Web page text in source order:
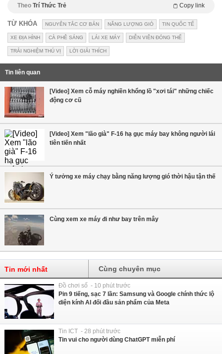
Theo Trí Thức Trẻ Copy link
TỪ KHÓA NGUYÊN TẮC CƠ BẢN NĂNG LƯỢNG GIÓ TIN QUỐC TẾ
XE ĐỊA HÌNH CÀ PHÊ SÁNG LÁI XE MÁY DIỄN VIÊN ĐÓNG THẾ
TRẢI NGHIỆM THÚ VỊ LỜI GIẢI THÍCH
Tin liên quan
[Video] Xem cỗ máy nghiền khổng lồ "xơi tái" những chiếc
động cơ cũ
[Video] Xem "lão già" F-16 hạ gục máy bay không người lái
tiên tiến nhất
Ý tưởng xe máy chạy bằng năng lượng gió thời hậu tận thế
Cùng xem xe máy đi như bay trên mây
Tin mới nhất Cùng chuyên mục
Đồ chơi số - 10 phút trước
Pin 9 tiếng, sạc 7 lần: Samsung và Google chính thức lộ
diện kính AI đối đầu sản phẩm của Meta
Tin ICT - 28 phút trước
Tin vui cho người dùng ChatGPT miễn phí